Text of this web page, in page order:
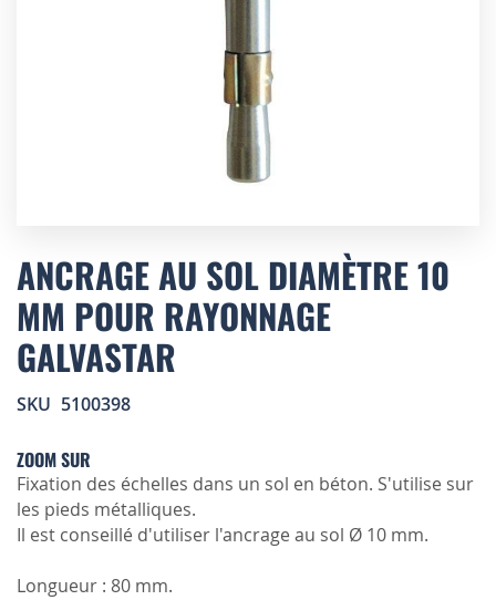
to
the
beginning
of
the
images
ANCRAGE AU SOL DIAMÈTRE 10
MM POUR RAYONNAGE
GALVASTAR
SKU 5100398
ZOOM SUR
Fixation des échelles dans un sol en béton. S'utilise sur
les pieds métalliques.
Il est conseillé d'utiliser l'ancrage au sol Ø 10 mm.
Longueur : 80 mm.